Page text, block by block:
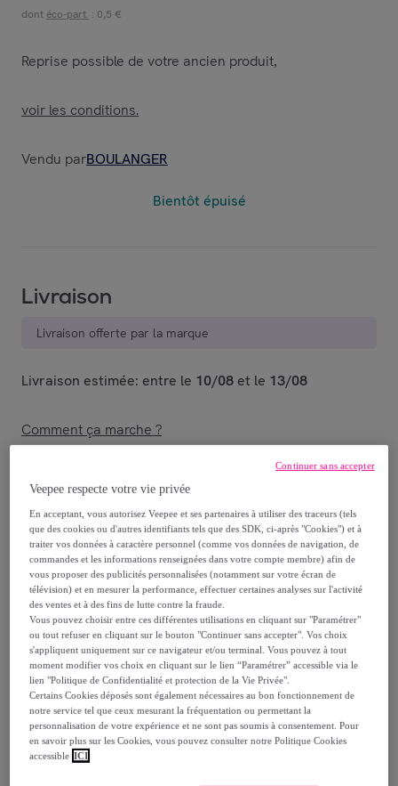
dont éco-part. : 0,5 €
Reprise possible de votre ancien produit,
voir les conditions.
Vendu parBOULANGER
Bientôt épuisé
Livraison
Livraison offerte par la marque
Livraison estimée: entre le 10/08 et le 13/08
Comment ça marche ?
Détails sur votre produit
Spécificités de l\'installation :
\" - Qualité d\'image
2K - 100% sans fil -
Vision nocturne
couleur - Alerte
sirène et projecteur -
Détection de
personnes, véhicules,
Veepee respecte votre vie privée
En acceptant, vous autorisez Veepee et ses partenaires à utiliser des traceurs (tels
que des cookies ou d'autres identifiants tels que des SDK, ci-après "Cookies") et à
traiter vos données à caractère personnel (comme vos données de navigation, de
commandes et les informations renseignées dans votre compte membre) afin de
vous proposer des publicités personnalisées (notamment sur votre écran de
télévision) et en mesurer la performance, effectuer certaines analyses sur l'activité
des ventes et à des fins de lutte contre la fraude.
Vous pouvez choisir entre ces différentes utilisations en cliquant sur "Paramétrer"
ou tout refuser en cliquant sur le bouton "Continuer sans accepter". Vos choix
s'appliquent uniquement sur ce navigateur et/ou terminal. Vous pouvez à tout
moment modifier vos choix en cliquant sur le lien “Paramétrer” accessible via le
lien "Politique de Confidentialité et protection de la Vie Privée".
Certains Cookies déposés sont également nécessaires au bon fonctionnement de
notre service tel que ceux mesurant la fréquentation ou permettant la
personnalisation de votre expérience et ne sont pas soumis à consentement. Pour
en savoir plus sur les Cookies, vous pouvez consulter notre Politique Cookies
accessible ICI
Continuer sans accepter